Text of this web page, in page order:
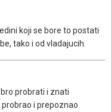
koji se bore to postati
tako i od vladajucih.
probrati i znati
i prepoznao